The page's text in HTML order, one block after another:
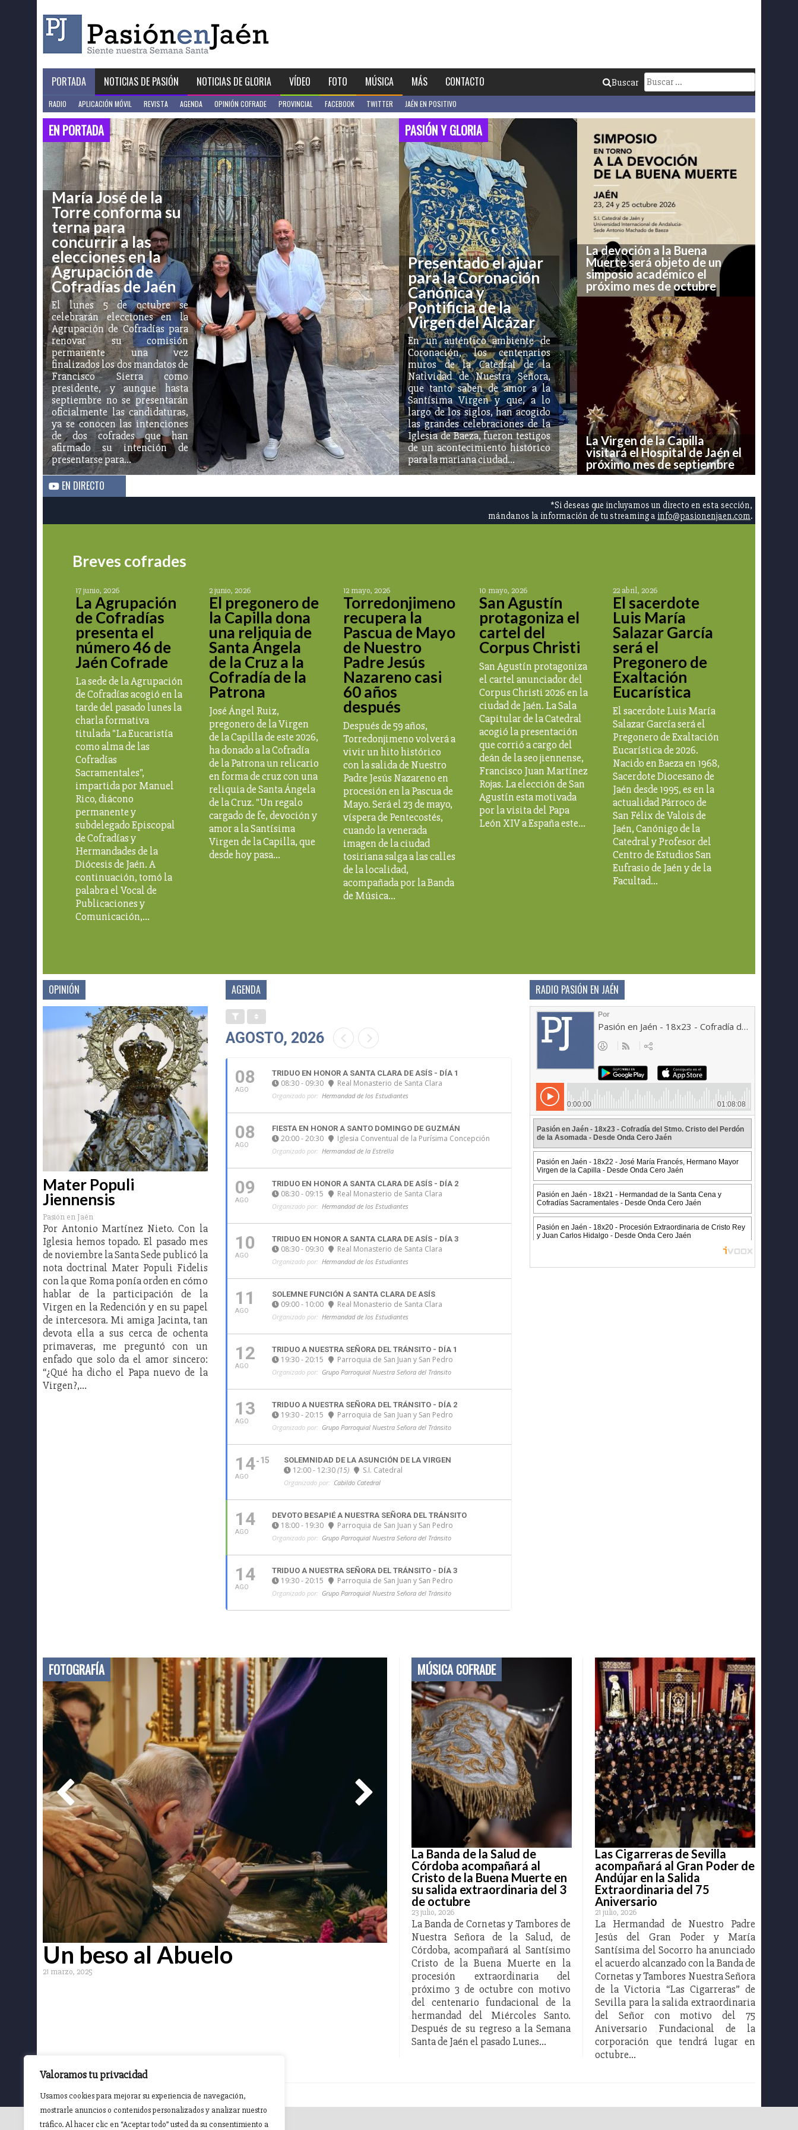
Valoramos tu privacidad
Usamos cookies para mejorar su experiencia de navegación,
mostrarle anuncios o contenidos personalizados y analizar nuestro
tráfico. Al hacer clic en “Aceptar todo” usted da su consentimiento a
PORTADA NOTICIAS DE PASIÓN NOTICIAS DE GLORIA VÍDEO FOTO MÚSICA MÁS CONTACTO
RADIO APLICACIÓN MÓVIL REVISTA AGENDA OPINIÓN COFRADE PROVINCIAL FACEBOOK TWITTER JAÉN EN POSITIVO
Buscar:
Buscar
EN PORTADA
María José de la
Torre conforma su
terna para
concurrir a las
elecciones en la
Agrupación de
Cofradías de Jaén
El lunes 5 de octubre se
celebrarán elecciones en la
Agrupación de Cofradías para
renovar su comisión
permanente una vez
finalizados los dos mandatos de
Francisco Sierra como
presidente, y aunque hasta
septiembre no se presentarán
oficialmente las candidaturas,
ya se conocen las intenciones
de dos cofrades que han
afirmado su intención de
presentarse para…
PASIÓN Y GLORIA
Presentado el ajuar
para la Coronación
Canónica y
Pontificia de la
Virgen del Alcázar
En un auténtico ambiente de
Coronación, los centenarios
muros de la Catedral de la
Natividad de Nuestra Señora,
que tanto saben de amor a la
Santísima Virgen y que, a lo
largo de los siglos, han acogido
las grandes celebraciones de la
Iglesia de Baeza, fueron testigos
de un acontecimiento histórico
para la mariana ciudad…
La devoción a la Buena
Muerte será objeto de un
simposio académico el
próximo mes de octubre
La Virgen de la Capilla
visitará el Hospital de Jaén el
próximo mes de septiembre
EN DIRECTO
*Si deseas que incluyamos un directo en esta sección,
mándanos la información de tu streaming a info@pasionenjaen.com.
Breves cofrades
17 junio, 2026
La Agrupación
de Cofradías
presenta el
número 46 de
Jaén Cofrade
La sede de la Agrupación
de Cofradías acogió en la
tarde del pasado lunes la
charla formativa
titulada "La Eucaristía
como alma de las
Cofradías
Sacramentales",
impartida por Manuel
Rico, diácono
permanente y
subdelegado Episcopal
de Cofradías y
Hermandades de la
Diócesis de Jaén. A
continuación, tomó la
palabra el Vocal de
Publicaciones y
Comunicación,…
2 junio, 2026
El pregonero de
la Capilla dona
una reliquia de
Santa Ángela
de la Cruz a la
Cofradía de la
Patrona
José Ángel Ruiz,
pregonero de la Virgen
de la Capilla de este 2026,
ha donado a la Cofradía
de la Patrona un relicario
en forma de cruz con una
reliquia de Santa Ángela
de la Cruz. "Un regalo
cargado de fe, devoción y
amor a la Santísima
Virgen de la Capilla, que
desde hoy pasa…
12 mayo, 2026
Torredonjimeno
recupera la
Pascua de Mayo
de Nuestro
Padre Jesús
Nazareno casi
60 años
después
Después de 59 años,
Torredonjimeno volverá a
vivir un hito histórico
con la salida de Nuestro
Padre Jesús Nazareno en
procesión en la Pascua de
Mayo. Será el 23 de mayo,
víspera de Pentecostés,
cuando la venerada
imagen de la ciudad
tosiriana salga a las calles
de la localidad,
acompañada por la Banda
de Música…
10 mayo, 2026
San Agustín
protagoniza el
cartel del
Corpus Christi
San Agustín protagoniza
el cartel anunciador del
Corpus Christi 2026 en la
ciudad de Jaén. La Sala
Capitular de la Catedral
acogió la presentación
que corrió a cargo del
deán de la seo jiennense,
Francisco Juan Martínez
Rojas. La elección de San
Agustín esta motivada
por la visita del Papa
León XIV a España este…
22 abril, 2026
El sacerdote
Luis María
Salazar García
será el
Pregonero de
Exaltación
Eucarística
El sacerdote Luis María
Salazar García será el
Pregonero de Exaltación
Eucarística de 2026.
Nacido en Baeza en 1968,
Sacerdote Diocesano de
Jaén desde 1995, es en la
actualidad Párroco de
San Félix de Valois de
Jaén, Canónigo de la
Catedral y Profesor del
Centro de Estudios San
Eufrasio de Jaén y de la
Facultad…
OPINIÓN
Mater Populi
Jiennensis
Pasión en Jaén
Por Antonio Martínez Nieto. Con la
Iglesia hemos topado. El pasado mes
de noviembre la Santa Sede publicó la
nota doctrinal Mater Populi Fidelis
con la que Roma ponía orden en cómo
hablar de la participación de la
Virgen en la Redención y en su papel
de intercesora. Mi amiga Jacinta, tan
devota ella a sus cerca de ochenta
primaveras, me preguntó con un
enfado que solo da el amor sincero:
“¿Qué ha dicho el Papa nuevo de la
Virgen?,…
AGENDA
AGOSTO, 2026
08
AGO
TRIDUO EN HONOR A SANTA CLARA DE ASÍS - DÍA 1
08:30 - 09:30 Real Monasterio de Santa Clara
Organizado por: Hermandad de los Estudiantes
08
AGO
FIESTA EN HONOR A SANTO DOMINGO DE GUZMÁN
20:00 - 20:30 Iglesia Conventual de la Purísima Concepción
Organizado por: Hermandad de la Estrella
09
AGO
TRIDUO EN HONOR A SANTA CLARA DE ASÍS - DÍA 2
08:30 - 09:15 Real Monasterio de Santa Clara
Organizado por: Hermandad de los Estudiantes
10
AGO
TRIDUO EN HONOR A SANTA CLARA DE ASÍS - DÍA 3
08:30 - 09:30 Real Monasterio de Santa Clara
Organizado por: Hermandad de los Estudiantes
11
AGO
SOLEMNE FUNCIÓN A SANTA CLARA DE ASÍS
09:00 - 10:00 Real Monasterio de Santa Clara
Organizado por: Hermandad de los Estudiantes
12
AGO
TRIDUO A NUESTRA SEÑORA DEL TRÁNSITO - DÍA 1
19:30 - 20:15 Parroquia de San Juan y San Pedro
Organizado por: Grupo Parroquial Nuestra Señora del Tránsito
13
AGO
TRIDUO A NUESTRA SEÑORA DEL TRÁNSITO - DÍA 2
19:30 - 20:15 Parroquia de San Juan y San Pedro
Organizado por: Grupo Parroquial Nuestra Señora del Tránsito
14
AGO
15 SOLEMNIDAD DE LA ASUNCIÓN DE LA VIRGEN
12:00 - 12:30(15) S.I. Catedral
Organizado por: Cabildo Catedral
14
AGO
DEVOTO BESAPIÉ A NUESTRA SEÑORA DEL TRÁNSITO
18:00 - 19:30 Parroquia de San Juan y San Pedro
Organizado por: Grupo Parroquial Nuestra Señora del Tránsito
14
AGO
TRIDUO A NUESTRA SEÑORA DEL TRÁNSITO - DÍA 3
19:30 - 20:15 Parroquia de San Juan y San Pedro
Organizado por: Grupo Parroquial Nuestra Señora del Tránsito
RADIO PASIÓN EN JAÉN
FOTOGRAFÍA
El Vía Crucis del Miércoles de
Ceniza protagonizado por el
MÚSICA COFRADE
La Banda de la Salud de
Córdoba acompañará al
Cristo de la Buena Muerte en
su salida extraordinaria del 3
de octubre
23 julio, 2026
La Banda de Cornetas y Tambores de
Nuestra Señora de la Salud, de
Córdoba, acompañará al Santísimo
Cristo de la Buena Muerte en la
procesión extraordinaria del
próximo 3 de octubre con motivo
del centenario fundacional de la
hermandad del Miércoles Santo.
Después de su regreso a la Semana
Santa de Jaén el pasado Lunes…
Las Cigarreras de Sevilla
acompañará al Gran Poder de
Andújar en la Salida
Extraordinaria del 75
Aniversario
21 julio, 2026
La Hermandad de Nuestro Padre
Jesús del Gran Poder y María
Santísima del Socorro ha anunciado
el acuerdo alcanzado con la Banda de
Cornetas y Tambores Nuestra Señora
de la Victoria “Las Cigarreras” de
Sevilla para la salida extraordinaria
del Señor con motivo del 75
Aniversario Fundacional de la
corporación que tendrá lugar en
octubre…